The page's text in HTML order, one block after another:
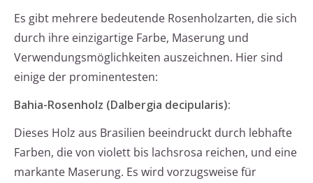
Es gibt mehrere bedeutende Rosenholzarten, die sich
durch ihre einzigartige Farbe, Maserung und
Verwendungsmöglichkeiten auszeichnen. Hier sind
einige der prominentesten:
Bahia-Rosenholz (Dalbergia decipularis):
Dieses Holz aus Brasilien beeindruckt durch lebhafte
Farben, die von violett bis lachsrosa reichen, und eine
markante Maserung. Es wird vorzugsweise für